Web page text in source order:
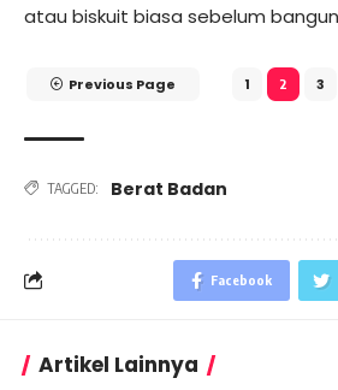
atau biskuit biasa sebelum
Previous Page 1 2 3
TAGGED: Berat Badan
Facebook
Artikel Lainnya